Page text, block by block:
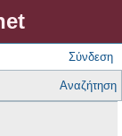
Σύνδεση
Αναζήτηση